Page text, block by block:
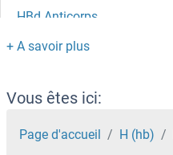
HBd Anticorps
HbA1c Anticorps
HBA1 Anticorps
HAX1 Anticorps
Vous êtes ici:
Page d'accueil H (hb)